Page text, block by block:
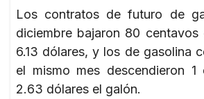
Los contratos de futuro de
diciembre bajaron 80 centavos
6.13 dólares, y los de gasolina
el mismo mes descendieron 1
2.63 dólares el galón.